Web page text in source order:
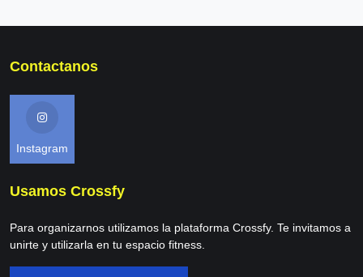
Contactanos
Instagram
Usamos Crossfy
Para organizarnos utilizamos la plataforma Crossfy. Te invitamos a
unirte y utilizarla en tu espacio fitness.